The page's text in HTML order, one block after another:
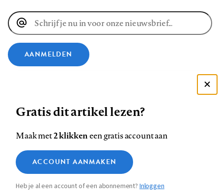
E-
mailadres
AANMELDEN
Volg
ons
Facebook
Volg
ons
op
LinkedIn
Volg
ons
op
Bluesky
Volg
ons
op
Instagram
Volg
ons
op
YouTube
ons
Footer
navigation
Contact Colofon Disclaimer Privacy
Medische vragen verdienen
betrouwbare antwoorden
Gratis dit artikel lezen?
Maak met2 klikkeneen gratis account aan
ACCOUNT AANMAKEN
Heb je al een account of een abonnement?Inloggen
Zie onze cookie policy
Analytische cookies
Marketing cookies